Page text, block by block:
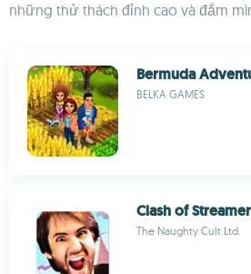
những thử thách đỉnh cao và đắm
Bermuda
BELKA GAMES
Clash of
The Naughty Cult Ltd.